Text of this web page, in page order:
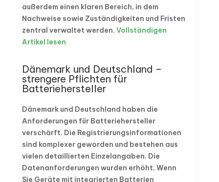
außerdem einen klaren Bereich, in dem
Nachweise sowie Zuständigkeiten und Fristen
zentral verwaltet werden. Vollständigen
Artikel lesen
Dänemark und Deutschland –
strengere Pflichten für
Batteriehersteller
Dänemark und Deutschland haben die
Anforderungen für Batteriehersteller
verschärft. Die Registrierungsinformationen
sind komplexer geworden und bestehen aus
vielen detaillierten Einzelangaben. Die
Datenanforderungen wurden erhöht. Wenn
Sie Geräte mit integrierten Batterien